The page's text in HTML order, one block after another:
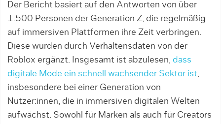
Der Bericht basiert auf den Antworten von über
1.500 Personen der Generation Z, die regelmäßig
auf immersiven Plattformen ihre Zeit verbringen.
Diese wurden durch Verhaltensdaten von der
Roblox ergänzt. Insgesamt ist abzulesen, dass
digitale Mode ein schnell wachsender Sektor ist,
insbesondere bei einer Generation von
Nutzer:innen, die in immersiven digitalen Welten
aufwächst. Sowohl für Marken als auch für Creators